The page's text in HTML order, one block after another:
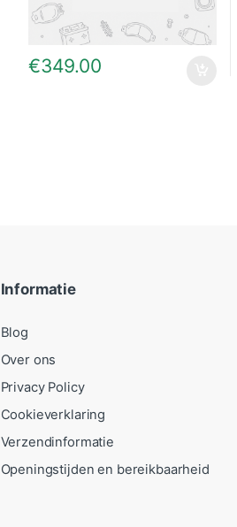
€349.00
Informatie
Blog
Over ons
Privacy Policy
Cookieverklaring
Verzendinformatie
Openingstijden en bereikbaarheid